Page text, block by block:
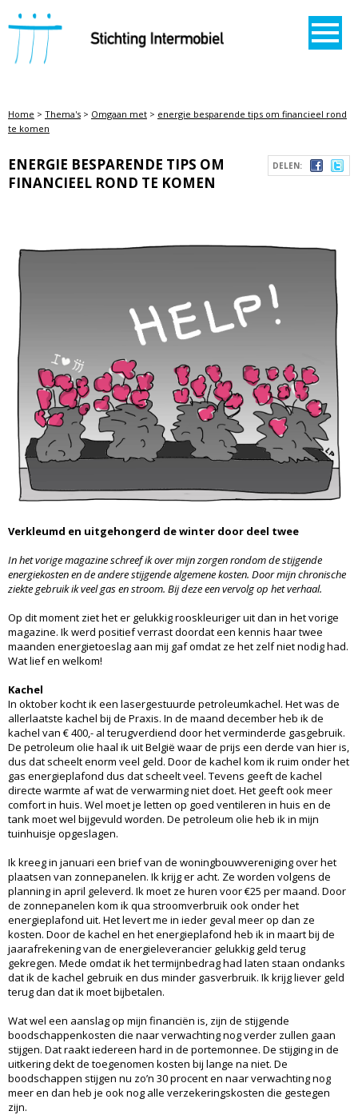
STICHTING INTERMOBIEL
Home > Thema's > Omgaan met > energie besparende tips om financieel rond
te komen
DELEN:
ENERGIE BESPARENDE TIPS OM
FINANCIEEL ROND TE KOMEN
Verkleumd en uitgehongerd de winter door deel twee
In het vorige magazine schreef ik over mijn zorgen rondom de stijgende
energiekosten en de andere stijgende algemene kosten. Door mijn chronische
ziekte gebruik ik veel gas en stroom. Bij deze een vervolg op het verhaal.
Op dit moment ziet het er gelukkig rooskleuriger uit dan in het vorige
magazine. Ik werd positief verrast doordat een kennis haar twee
maanden energietoeslag aan mij gaf omdat ze het zelf niet nodig had.
Wat lief en welkom!
Kachel
In oktober kocht ik een lasergestuurde petroleumkachel. Het was de
allerlaatste kachel bij de Praxis. In de maand december heb ik de
kachel van € 400,- al terugverdiend door het verminderde gasgebruik.
De petroleum olie haal ik uit België waar de prijs een derde van hier is,
dus dat scheelt enorm veel geld. Door de kachel kom ik ruim onder het
gas energieplafond dus dat scheelt veel. Tevens geeft de kachel
directe warmte af wat de verwarming niet doet. Het geeft ook meer
comfort in huis. Wel moet je letten op goed ventileren in huis en de
tank moet wel bijgevuld worden. De petroleum olie heb ik in mijn
tuinhuisje opgeslagen.
Ik kreeg in januari een brief van de woningbouwvereniging over het
plaatsen van zonnepanelen. Ik krijg er acht. Ze worden volgens de
planning in april geleverd. Ik moet ze huren voor €25 per maand. Door
de zonnepanelen kom ik qua stroomverbruik ook onder het
energieplafond uit. Het levert me in ieder geval meer op dan ze
kosten. Door de kachel en het energieplafond heb ik in maart bij de
jaarafrekening van de energieleverancier gelukkig geld terug
gekregen. Mede omdat ik het termijnbedrag had laten staan ondanks
dat ik de kachel gebruik en dus minder gasverbruik. Ik krijg liever geld
terug dan dat ik moet bijbetalen.
Wat wel een aanslag op mijn financiën is, zijn de stijgende
boodschappenkosten die naar verwachting nog verder zullen gaan
stijgen. Dat raakt iedereen hard in de portemonnee. De stijging in de
uitkering dekt de toegenomen kosten bij lange na niet. De
boodschappen stijgen nu zo’n 30 procent en naar verwachting nog
meer en dan heb je ook nog alle verzekeringskosten die gestegen
zijn.